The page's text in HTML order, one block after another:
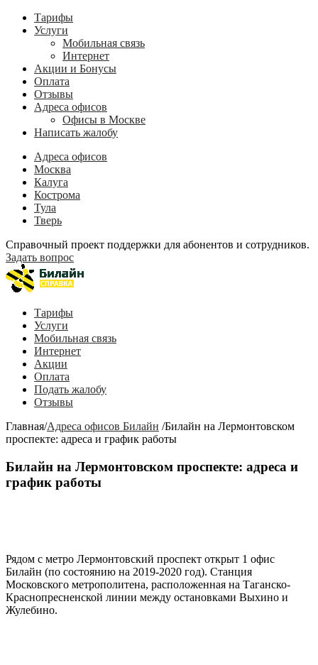
Тарифы
Услуги
Мобильная связь
Интернет
Акции и Бонусы
Оплата
Отзывы
Адреса офисов
Офисы в Москве
Написать жалобу
Адреса офисов
Москва
Калуга
Кострома
Тула
Тверь
Справочный проект поддержки для абонентов и сотрудников.
Задать вопрос
Тарифы
Услуги
Мобильная связь
Интернет
Акции
Оплата
Подать жалобу
Отзывы
Главная/Адреса офисов Билайн /Билайн на Лермонтовском
проспекте: адреса и график работы
Билайн на Лермонтовском проспекте: адреса и
график работы
Рядом с метро Лермонтовский проспект открыт 1 офис
Билайн (по состоянию на 2019-2020 год). Станция
Московского метрополитена, расположенная на Таганско-
Краснопресненской линии между остановками Выхино и
Жулебино.